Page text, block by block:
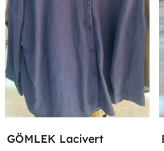
GÖMLEK Lacivert